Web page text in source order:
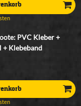
PVC Kleber +
+ Klebeband